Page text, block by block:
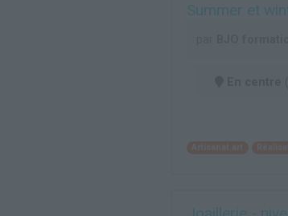
Summer et